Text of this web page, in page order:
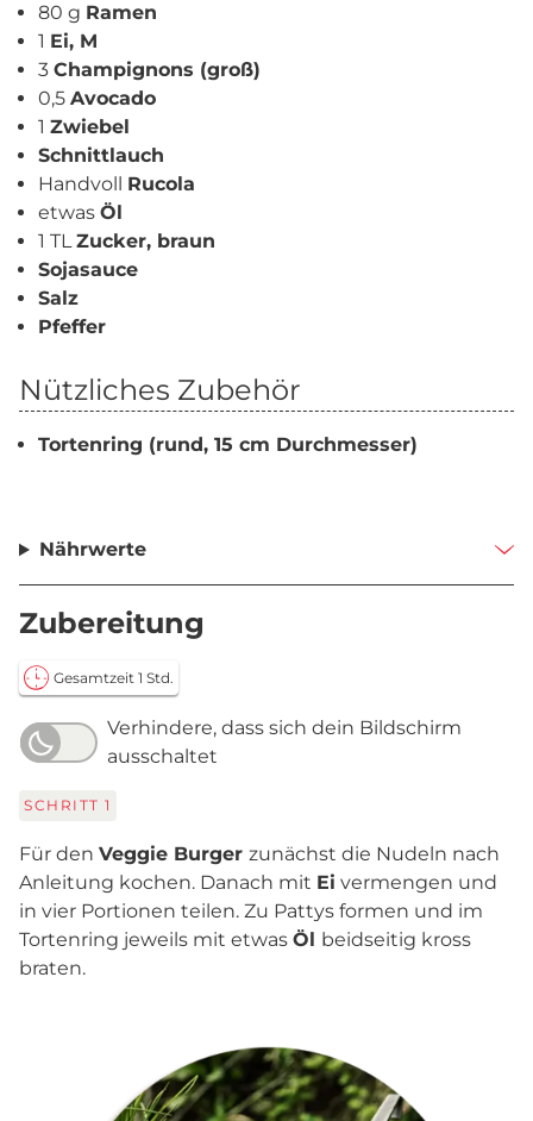
80 g Ramen
1 Ei, M
3 Champignons (groß)
0,5 Avocado
1 Zwiebel
Schnittlauch
Handvoll Rucola
etwas Öl
1 TLZucker, braun
Sojasauce
Salz
Pfeffer
Nützliches Zubehör
Tortenring (rund, 15 cm Durchmesser)
Nährwerte
Zubereitung
Gesamtzeit 1 Std.
Verhindere, dass sich dein Bildschirm
ausschaltet
SCHRITT 1
Für den Veggie Burger zunächst die Nudeln nach
Anleitung kochen. Danach mit Ei vermengen und
in vier Portionen teilen. Zu Pattys formen und im
Tortenring jeweils mit etwas Öl beidseitig kross
braten.